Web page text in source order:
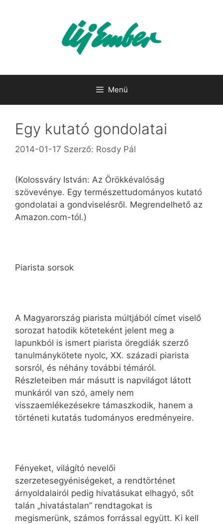
Menü
Egy kutató gondolatai
2014-01-17 Szerző: Rosdy Pál
(Kolossváry István: Az Örökkévalóság
szövevénye. Egy természettudományos kutató
gondolatai a gondviselésről. Megrendelhető az
Amazon.com-tól.)
Piarista sorsok
A Magyarország piarista múltjából címet viselő
sorozat hatodik köteteként jelent meg a
lapunkból is ismert piarista öregdiák szerző
tanulmánykötete nyolc, XX. századi piarista
sorsról, és néhány további témáról.
Részleteiben már másutt is napvilágot látott
munkáról van szó, amely nem
visszaemlékezésekre támaszkodik, hanem a
történeti kutatás tudományos eredményeire.
Fényeket, világító nevelői
szerzetesegyéniségeket, a rendtörténet
árnyoldalairól pedig hivatásukat elhagyó, sőt
talán „hivatástalan” rendtagokat is
megismerünk, számos forrással együtt. Ki kell